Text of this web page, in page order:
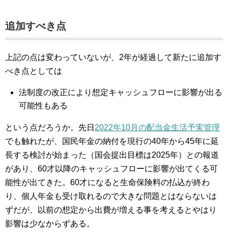
追加すべき点
上記の点は変わっていないが、2年が経過して新たに追加す
べき点としては
法制度の改正により想定キャッシュフローに影響が出る
可能性もある
という点だろうか。先日 2022年10月の配当金生活予実管理
でも触れたが、国民年金の納付を現行の40年から45年に延
長する検討が始まった（国会提出目標は2025年）との報道
があり、60才以降のキャッシュフローに影響が出てくる可
能性が出てきた。60才になると生命保険料の払込が終わ
り、個人年金も受け取れるので大きな問題とはならないは
ずだが、以前の想定から出費が増える事を考えるとやはり
影響は少なからずある。